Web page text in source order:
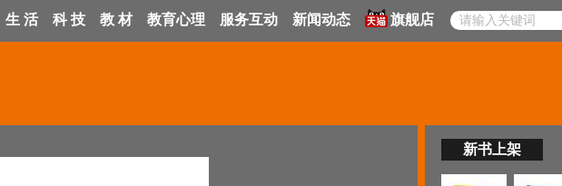
生 活 科 技 教 材 教育心理 服务互动 新闻动态 旗舰店
新书上架